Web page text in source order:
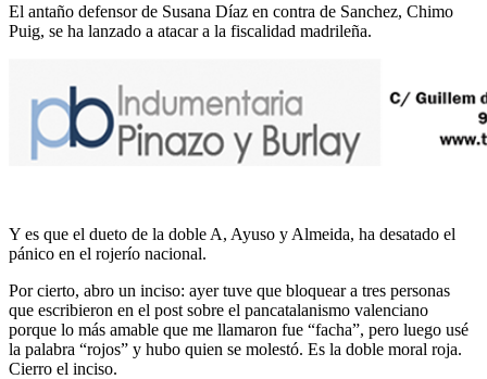
El antaño defensor de Susana Díaz en contra de Sanchez, Chimo
Puig, se ha lanzado a atacar a la fiscalidad madrileña.
Y es que el dueto de la doble A, Ayuso y Almeida, ha desatado el
pánico en el rojerío nacional.
Por cierto, abro un inciso: ayer tuve que bloquear a tres personas
que escribieron en el post sobre el pancatalanismo valenciano
porque lo más amable que me llamaron fue “facha”, pero luego usé
la palabra “rojos” y hubo quien se molestó. Es la doble moral roja.
Cierro el inciso.